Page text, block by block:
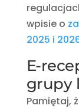
wpisie o
2025 i
E-
grupy
Pamiętaj,